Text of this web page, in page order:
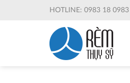
HOTLINE: 0983 18 0983